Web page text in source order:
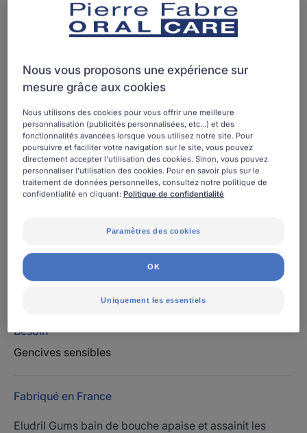
Un bain de bouche apaisant et assainissant pour
gencives sensibles.
Des gencives 2 fois moins sensibles en 3 semaines.
Sans alcool. Made in France. Label OFG.
Flacon Flacon
500ml Flacon
500ml
Utilisable par
Âge
Besoin
Gencives sensibles
Fabriqué en France
Eludril Gums bain de bouche apaise et assainit les
Nous vous proposons une expérience sur
mesure grâce aux cookies
Nous utilisons des cookies pour vous offrir une meilleure
personnalisation (publicités personnalisées, etc...) et des
fonctionnalités avancées lorsque vous utilisez notre site. Pour
poursuivre et faciliter votre navigation sur le site, vous pouvez
directement accepter l'utilisation des cookies. Sinon, vous pouvez
personnaliser l'utilisation des cookies. Pour en savoir plus sur le
traitement de données personnelles, consultez notre politique de
confidentialité en cliquant:Politique de confidentialité
Paramètres des cookies
Uniquement les essentiels
OK